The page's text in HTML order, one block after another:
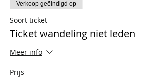
Verkoop geëindigd op
Soort ticket
Ticket wandeling niet leden
Meer info
Prijs